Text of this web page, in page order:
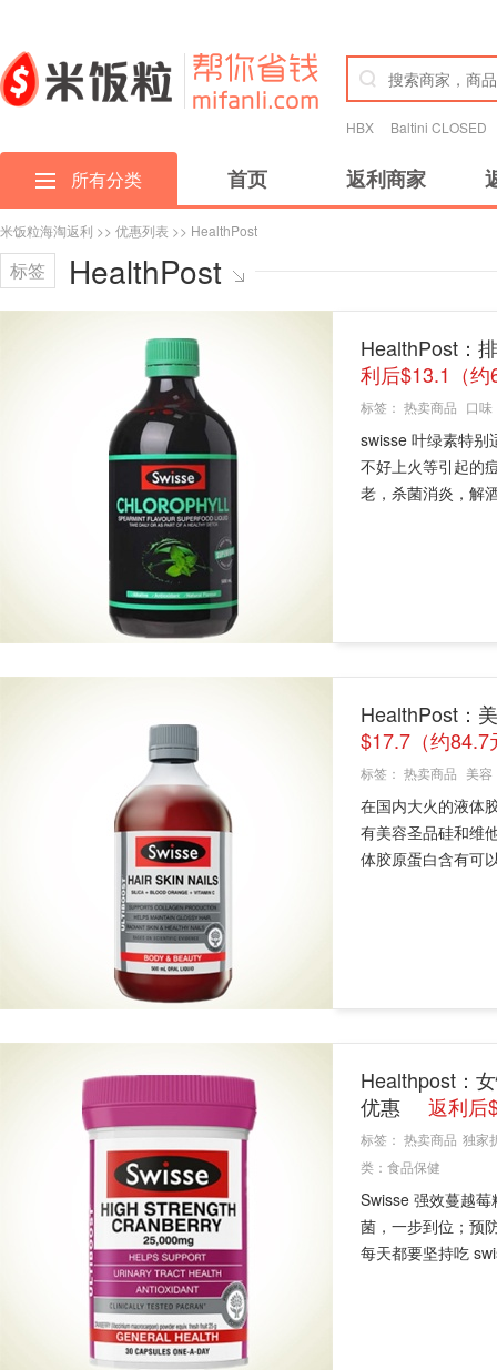
HBX Baltini CLOSED
所有分类 首页 返利商家
米饭粒海淘返利 >> 优惠列表 >> HealthPost
标签 HealthPost
HealthPost：
利后$13.1（约
标签： 热卖商品 口味
swisse 叶绿素特别
不好上火等引起的
老，杀菌消炎，解
HealthPost：
$17.7（约84.7
标签： 热卖商品 美容
在国内大火的液体
有美容圣品硅和维
体胶原蛋白含有可
Healthpost：
优惠
返利后
标签： 热卖商品 独家
类： 食品保健
Swisse 强效蔓越
菌，一步到位；预
每天都要坚持吃